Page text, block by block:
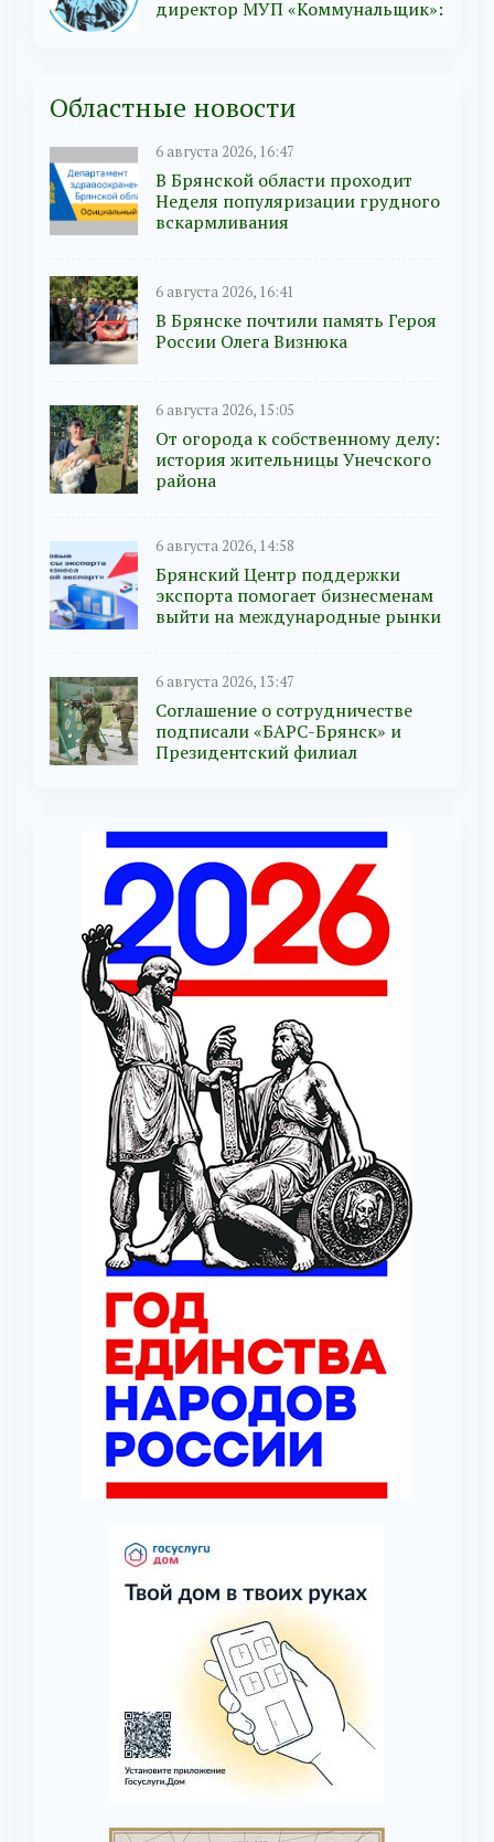
директор МУП «Коммунальщик»:
Областные новости
6 августа 2026, 16:47
В Брянской области проходит
Неделя популяризации грудного
вскармливания
6 августа 2026, 16:41
В Брянске почтили память Героя
России Олега Визнюка
6 августа 2026, 15:05
От огорода к собственному делу:
история жительницы Унечского
района
6 августа 2026, 14:58
Брянский Центр поддержки
экспорта помогает бизнесменам
выйти на международные рынки
6 августа 2026, 13:47
Соглашение о сотрудничестве
подписали «БАРС-Брянск» и
Президентский филиал